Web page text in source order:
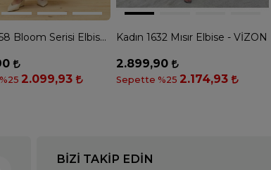
Kadın 1758 Bloom Serisi Elbise - BORDO
2.099,93
Kadın 1632 Mısır Elbise - VİZON
2.899,90
Sepette %25 2.174,93
BIZI TAKIP EDIN